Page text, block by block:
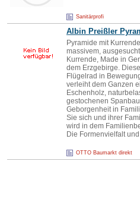
Sanitärprofi
Albin Preißler
Pyramide mit
massivem,
Kurrende, Made in
dem Erzgebirge.
Flügelrad in
verleiht dem Ganzen
Eschenholz,
gestochenen
Geborgenheit in
Sie sich und ihrer
wird in dem
Die Formenvielfalt
OTTO Baumarkt direkt